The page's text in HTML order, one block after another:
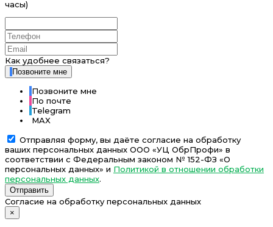
часы)
Как удобнее связаться?
Позвоните мне
Позвоните мне
По почте
Telegram
MAX
Отправляя форму, вы даёте согласие на обработку
ваших персональных данных ООО «УЦ ОбрПрофи» в
соответствии с Федеральным законом № 152-ФЗ «О
персональных данных» и Политикой в отношении обработки
персональных данных.
Отправить
Согласие на обработку персональных данных
×